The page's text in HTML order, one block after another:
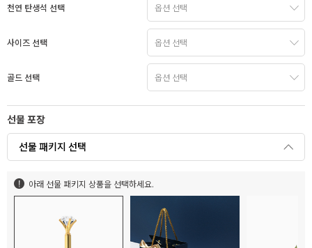
천연 탄생석 선택
사이즈 선택
골드 선택
선물 포장
선물 패키지 선택
아래 선물 패키지 상품을 선택하세요.